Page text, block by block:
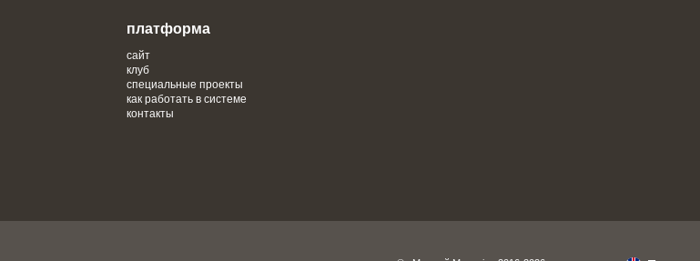
платформа
сайт
клуб
специальные проекты
как работать в системе
контакты